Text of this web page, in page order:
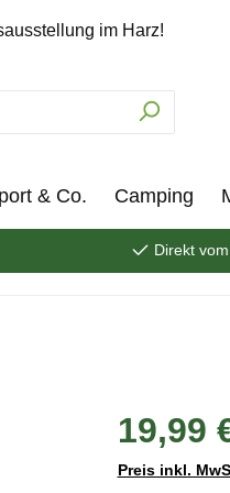
im Harz!
& Co. Camping
Direkt
19,99
Preis inkl.